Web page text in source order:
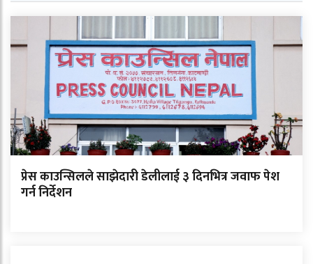
प्रेस काउन्सिलले साझेदारी डेलीलाई ३ दिनभित्र जवाफ पेश
गर्न निर्देशन